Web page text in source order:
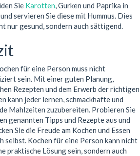
Sie Karotten , Gurken und Paprika in
servieren Sie diese mit Hummus. Dies
nur gesund, sondern auch sättigend.
für eine Person muss nicht
sein. Mit einer guten Planung,
Rezepten und dem Erwerb der richtigen
kann jeder lernen, schmackhafte und
Mahlzeiten zuzubereiten. Probieren Sie
genannten Tipps und Rezepte aus und
Sie die Freude am Kochen und Essen
selbst. Kochen für eine Person kann nicht
praktische Lösung sein, sondern auch